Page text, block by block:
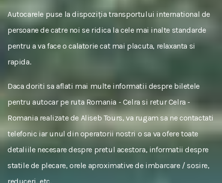
Autocarele puse la dispoziția transportului international de
persoane de catre noi se ridica la cele mai inalte standarde
pentru a va face o calatorie cat mai placuta, relaxanta si
rapida.
Daca doriti sa aflati mai multe informatii despre biletele
pentru autocar pe ruta Romania - Celra si retur Celra -
Romania realizate de Aliseb Tours, va rugam sa ne contactati
telefonic iar unul din operatorii nostri o sa va ofere toate
detaliile necesare despre pretul acestora, informatii despre
statile de plecare, orele aproximative de imbarcare / sosire,